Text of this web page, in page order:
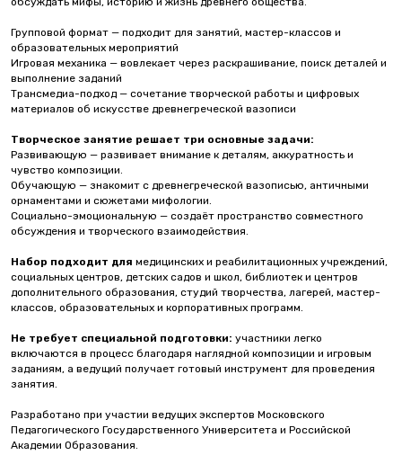
Групповой формат — подходит для занятий, мастер-классов и
образовательных мероприятий
Игровая механика — вовлекает через раскрашивание, поиск деталей и
выполнение заданий
Трансмедиа-подход — сочетание творческой работы и цифровых
материалов об искусстве древнегреческой вазописи
Творческое занятие решает три основные задачи:
Развивающую — развивает внимание к деталям, аккуратность и
чувство композиции.
Обучающую — знакомит с древнегреческой вазописью, античными
орнаментами и сюжетами мифологии.
Социально-эмоциональную — создаёт пространство совместного
обсуждения и творческого взаимодействия.
Набор подходит для медицинских и реабилитационных учреждений,
социальных центров, детских садов и школ, библиотек и центров
дополнительного образования, студий творчества, лагерей, мастер-
классов, образовательных и корпоративных программ.
Не требует специальной подготовки: участники легко
включаются в процесс благодаря наглядной композиции и игровым
заданиям, а ведущий получает готовый инструмент для проведения
занятия.
Разработано при участии ведущих экспертов Московского
Педагогического Государственного Университета и Российской
Академии Образования.